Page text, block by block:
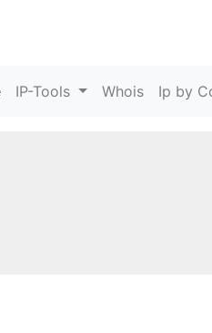
(current)
IP-Tools Whois Ip by